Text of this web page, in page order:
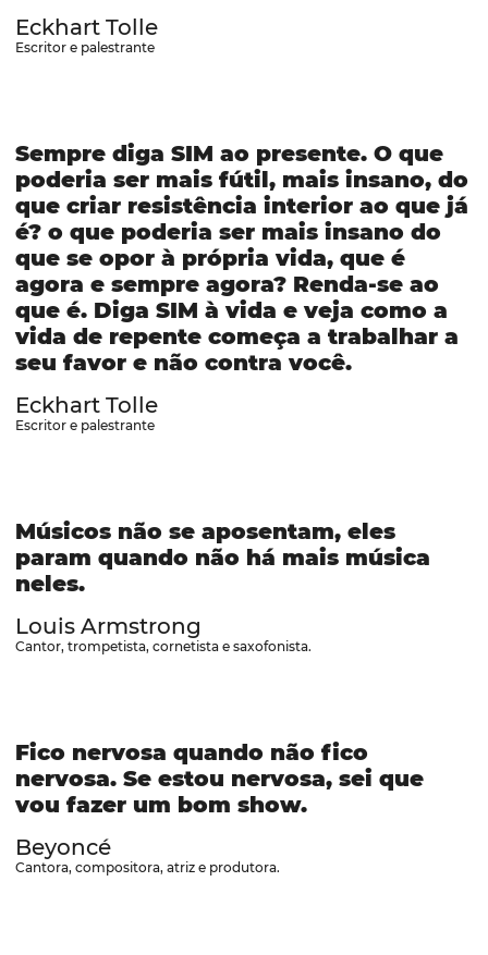
Eckhart Tolle
Escritor e palestrante
Sempre diga SIM ao presente. O que
poderia ser mais fútil, mais insano, do
que criar resistência interior ao que já
é? o que poderia ser mais insano do
que se opor à própria vida, que é
agora e sempre agora? Renda-se ao
que é. Diga SIM à vida e veja como a
vida de repente começa a trabalhar a
seu favor e não contra você.
Eckhart Tolle
Escritor e palestrante
Músicos não se aposentam, eles
param quando não há mais música
neles.
Louis Armstrong
Cantor, trompetista, cornetista e saxofonista.
Fico nervosa quando não fico
nervosa. Se estou nervosa, sei que
vou fazer um bom show.
Beyoncé
Cantora, compositora, atriz e produtora.